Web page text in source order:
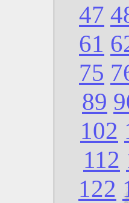
47
61
75
89
102
112
122